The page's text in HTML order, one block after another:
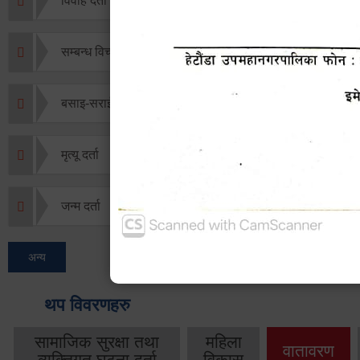
सम्बन्ध विच्छेद दर्ता
बसाइ-सराई जाने/आउने दर्ता
मृत्यू दर्ता
जन्म दर्ता
अन्य
थप विवरणहरु
सामाजिक सुरक्षा तथा
महिला
वातावरण